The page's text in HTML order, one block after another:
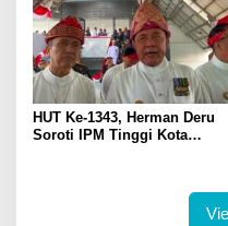
HUT Ke-1343, Herman Deru
Soroti IPM Tinggi Kota